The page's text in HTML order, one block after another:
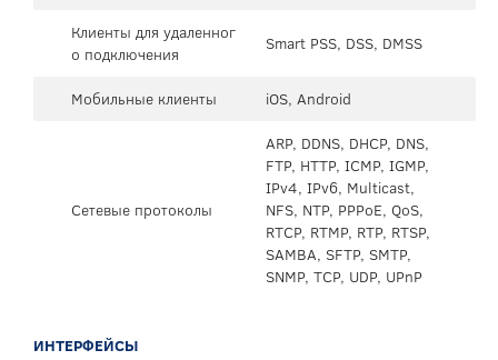
Клиенты для удаленног
о подключения
Smart PSS, DSS, DMSS
Мобильные клиенты iOS, Android
Сетевые протоколы
ARP, DDNS, DHCP, DNS,
FTP, HTTP, ICMP, IGMP,
IPv4, IPv6, Multicast,
NFS, NTP, PPPoE, QoS,
RTCP, RTMP, RTP, RTSP,
SAMBA, SFTP, SMTP,
SNMP, TCP, UDP, UPnP
ИНТЕРФЕЙСЫ